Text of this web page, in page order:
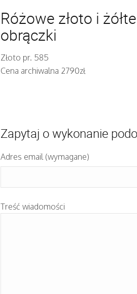
Różowe złoto i
obrączki
Złoto pr. 585
Cena archiwalna 2790zł
Zapytaj o wykonanie
Adres email (wymagane)
Treść wiadomości